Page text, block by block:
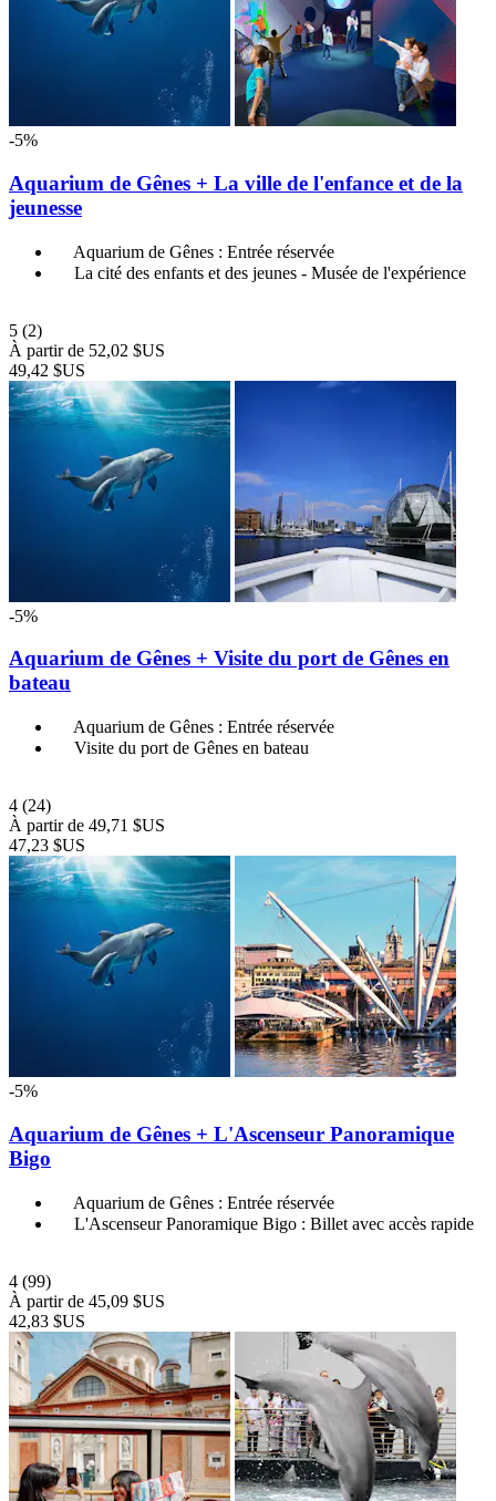
-5%
Aquarium de Gênes + La ville de l'enfance et de la
jeunesse
Aquarium de Gênes : Entrée réservée
La cité des enfants et des jeunes - Musée de l'expérience
5 (2)
À partir de 52,02 $US
49,42 $US
-5%
Aquarium de Gênes + Visite du port de Gênes en
bateau
Aquarium de Gênes : Entrée réservée
Visite du port de Gênes en bateau
4 (24)
À partir de 49,71 $US
47,23 $US
-5%
Aquarium de Gênes + L'Ascenseur Panoramique
Bigo
Aquarium de Gênes : Entrée réservée
L'Ascenseur Panoramique Bigo : Billet avec accès rapide
4 (99)
À partir de 45,09 $US
42,83 $US